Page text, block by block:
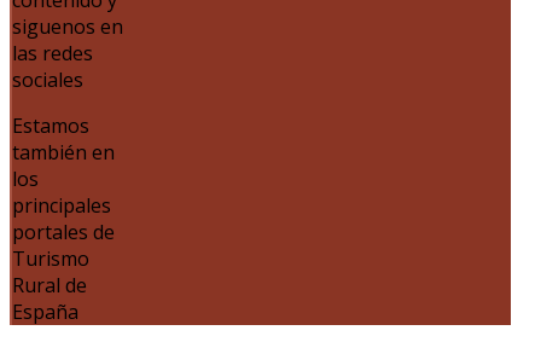
siguenos en
las redes
sociales
Estamos
también en
los
principales
portales de
Turismo
Rural de
España